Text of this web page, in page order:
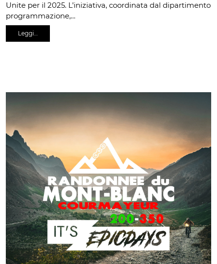
Unite per il 2025. L’iniziativa, coordinata dal dipartimento
programmazione,…
Leggi…